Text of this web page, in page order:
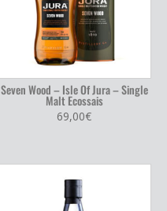
Seven Wood – Isle Of Jura – Single
Malt Ecossais
69,00€